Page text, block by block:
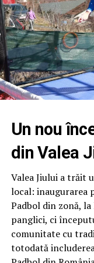
Marea finală a
înalt nivel, fiind
României, după un
formații.
După un meci
Victoraș
1, devenind
Floris Stănculea,
încheiat
remarcabil și
competiției.
Floris Stănculea,
Performanțele
Un nou
din Valea
Valea Jiului a trăit
local: inaugurarea
Padbol din zonă,
panglici, ci
comunitate cu
totodată